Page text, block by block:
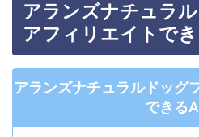
アランズナチュラ
アフィリエイトで
アランズナチュラルドッグ
できる